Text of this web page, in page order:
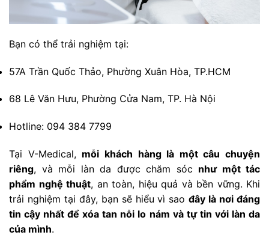
Bạn có thể trải nghiệm tại:
57A Trần Quốc Thảo, Phường Xuân Hòa, TP.HCM
68 Lê Văn Hưu, Phường Cửa Nam, TP. Hà Nội
Hotline: 094 384 7799
Tại V-Medical, mỗi khách hàng là một câu chuyện
riêng, và mỗi làn da được chăm sóc như một tác
phẩm nghệ thuật, an toàn, hiệu quả và bền vững. Khi
trải nghiệm tại đây, bạn sẽ hiểu vì saođây là nơi đáng
tin cậy nhất để xóa tan nỗi lo nám và tự tin với làn da
của mình.